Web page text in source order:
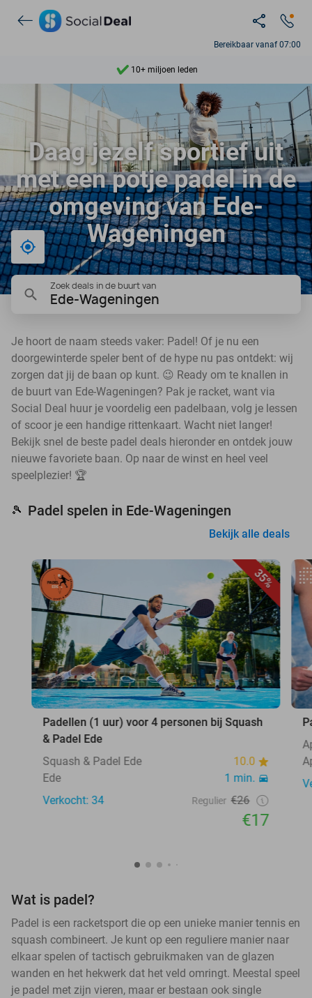
Bereikbaar vanaf 07:00
Ontdek 15.000+ deals
7 dagen per week beschikbaar
10+ miljoen leden
9,4
Ontdek 15.000+ deals
Daag jezelf sportief uit
met een potje padel in de
omgeving van Ede-
Wageningen
Bij mij in de buurt
Zoek deals in de buurt van
Ede-Wageningen
Je hoort de naam steeds vaker: Padel! Of je nu een
doorgewinterde speler bent of de hype nu pas ontdekt: wij
zorgen dat jij de baan op kunt. 😉 Ready om te knallen in
de buurt van Ede-Wageningen? Pak je racket, want via
Social Deal huur je voordelig een padelbaan, volg je lessen
of scoor je een handige rittenkaart. Wacht niet langer!
Bekijk snel de beste padel deals hieronder en ontdek jouw
nieuwe favoriete baan. Op naar de winst en heel veel
speelplezier! 🏆
🎾 Padel spelen in Ede-Wageningen
Bekijk alle deals
35%
Padellen (1 uur) voor 4 personen bij Squash
& Padel Ede
Squash & Padel Ede
10.0
Ede
1 min.
Verkocht: 34
Regulier €26
€17
Wat is padel?
Padel is een racketsport die op een unieke manier tennis en
squash combineert. Je kunt op een reguliere manier naar
elkaar spelen of tactisch gebruikmaken van de glazen
wanden en het hekwerk dat het veld omringt. Meestal speel
je padel met zijn vieren, maar er bestaan ook single